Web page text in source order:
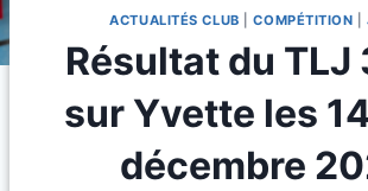
ACTUALITÉS CLUB |COMPÉTITION |
Résultat du TLJ
sur Yvette les
décembre